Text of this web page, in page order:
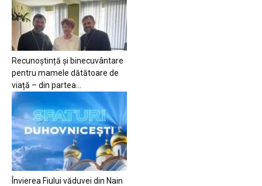
Recunoștință și binecuvântare
pentru mamele dătătoare de
viață – din partea...
Învierea Fiului văduvei din Nain